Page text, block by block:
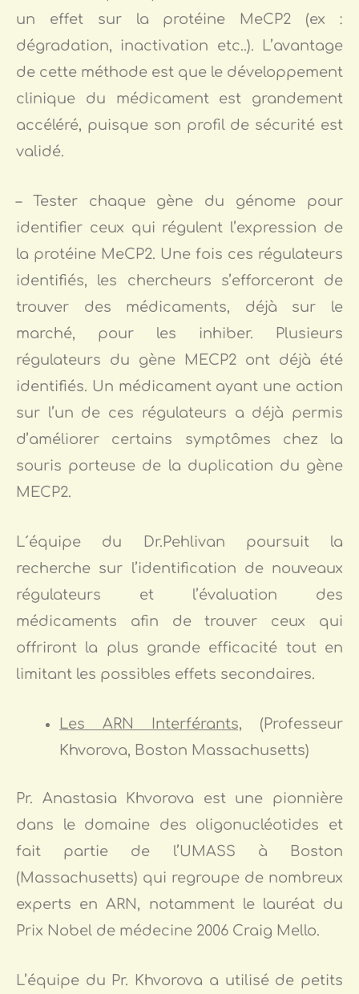
un effet sur la protéine MeCP2 (ex :
dégradation, inactivation etc..). L’avantage
de cette méthode est que le développement
clinique du médicament est grandement
accéléré, puisque son profil de sécurité est
validé.
– Tester chaque gène du génome pour
identifier ceux qui régulent l’expression de
la protéine MeCP2. Une fois ces régulateurs
identifiés, les chercheurs s’efforceront de
trouver des médicaments, déjà sur le
marché, pour les inhiber. Plusieurs
régulateurs du gène MECP2 ont déjà été
identifiés. Un médicament ayant une action
sur l’un de ces régulateurs a déjà permis
d’améliorer certains symptômes chez la
souris porteuse de la duplication du gène
MECP2.
L´équipe du Dr.Pehlivan poursuit la
recherche sur l’identification de nouveaux
régulateurs et l’évaluation des
médicaments afin de trouver ceux qui
offriront la plus grande efficacité tout en
limitant les possibles effets secondaires.
Les ARN Interférants, (Professeur
Khvorova, Boston Massachusetts)
Pr. Anastasia Khvorova est une pionnière
dans le domaine des oligonucléotides et
fait partie de l’UMASS à Boston
(Massachusetts) qui regroupe de nombreux
experts en ARN, notamment le lauréat du
Prix Nobel de médecine 2006 Craig Mello.
L’équipe du Pr. Khvorova a utilisé de petits